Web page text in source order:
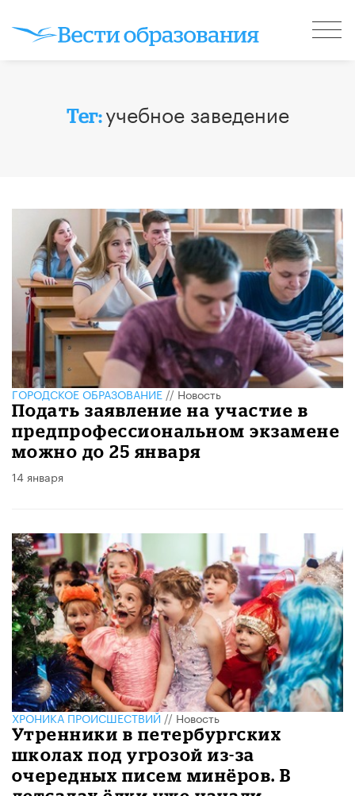
Тег:учебное заведение
ГОРОДСКОЕ ОБРАЗОВАНИЕ//Новость
Подать заявление на участие в
предпрофессиональном экзамене
можно до 25 января
14 января
ХРОНИКА ПРОИСШЕСТВИЙ//Новость
Утренники в петербургских
школах под угрозой из-за
очередных писем минёров. В